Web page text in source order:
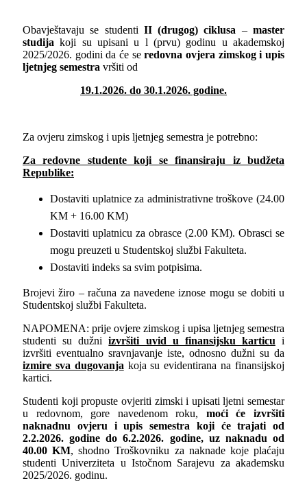
Obavještavaju se studenti II (drugog) ciklusa –master
studija koji su upisani u l (prvu) godinu u akademskoj
2025/2026. godini da će seredovna ovjera zimskog i upis
ljetnjeg semestra vršiti od
19.1.2026. do 30.1.2026. godine.
Za ovjeru zimskog i upis ljetnjeg semestra je potrebno:
Za redovne studente koji se finansiraju iz budžeta
Republike:
Dostaviti uplatnice za administrativne troškove (24.00
KM + 16.00 KM)
Dostaviti uplatnicu za obrasce (2.00 KM). Obrasci se
mogu preuzeti u Studentskoj službi Fakulteta.
Dostaviti indeks sa svim potpisima.
Brojevi žiro – računa za navedene iznose mogu se dobiti u
Studentskoj službi Fakulteta.
NAPOMENA: prije ovjere zimskog i upisa ljetnjeg semestra
studenti su dužniizvršiti uvid u finansijsku karticu i
izvršiti eventualno sravnjavanje iste, odnosno dužni su da
izmire sva dugovanja koja su evidentirana na finansijskoj
kartici.
Studenti koji propuste ovjeriti zimski i upisati ljetni semestar
u redovnom, gore navedenom roku, moći će izvršiti
naknadnu ovjeru i upis semestra
koji će trajati od
2.2.2026. godine do 6.2.2026. godine, uz naknadu od
40.00 KM, shodno Troškovniku za naknade koje plaćaju
studenti Univerziteta u Istočnom Sarajevu za akademsku
2025/2026. godinu.